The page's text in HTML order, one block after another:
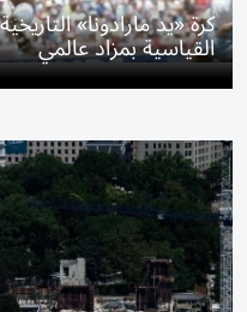
كرة «يد مارادونا»
القياسية بمزاد عالمي